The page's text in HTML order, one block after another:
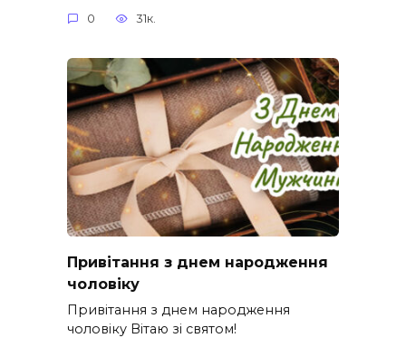
0 31к.
Привітання з днем народження
чоловіку
Привітання з днем народження
чоловіку Вітаю зі святом!